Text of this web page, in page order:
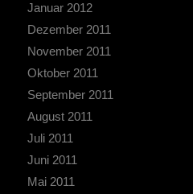
Januar 2012
Dezember 2011
November 2011
Oktober 2011
September 2011
August 2011
Juli 2011
Juni 2011
Mai 2011